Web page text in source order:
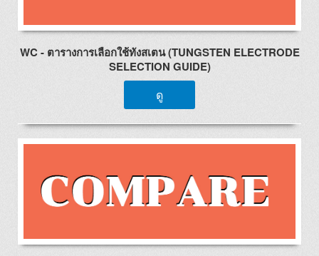
WC - ตารางการเลือกใช้ทังสเตน (TUNGSTEN ELECTRODE
SELECTION GUIDE)
ดู